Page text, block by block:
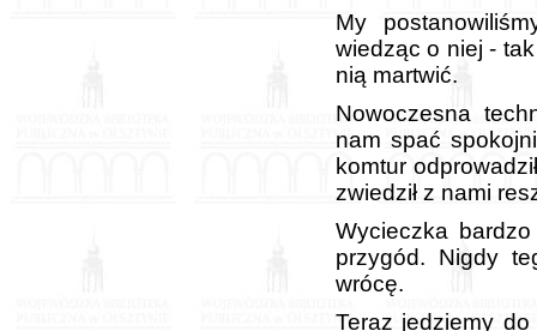
My
wiedząc o niej -
nią martwić.
Nowoczesna
nam spać
komtur
zwiedził z nami
Wycieczka bardzo
przygód. Nigdy
wrócę.
Teraz jedziemy do